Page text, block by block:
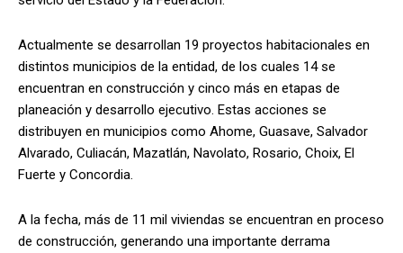
Actualmente se desarrollan 19 proyectos habitacionales en
distintos municipios de la entidad, de los cuales 14 se
encuentran en construcción y cinco más en etapas de
planeación y desarrollo ejecutivo. Estas acciones se
distribuyen en municipios como Ahome, Guasave, Salvador
Alvarado, Culiacán, Mazatlán, Navolato, Rosario, Choix, El
Fuerte y Concordia.
A la fecha, más de 11 mil viviendas se encuentran en proceso
de construcción, generando una importante derrama